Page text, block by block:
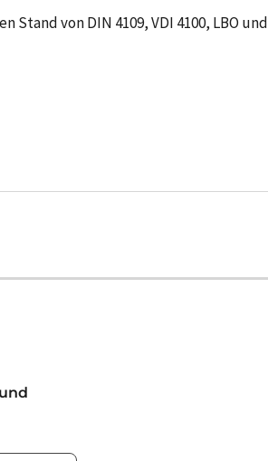
von DIN 4109, VDI 4100, LBO und